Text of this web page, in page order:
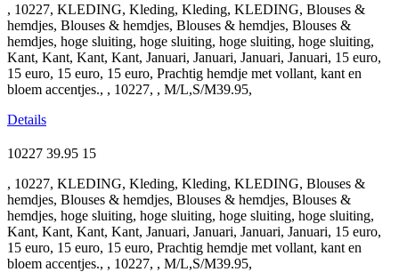
, 10227, KLEDING, Kleding, Kleding, KLEDING, Blouses &
hemdjes, Blouses & hemdjes, Blouses & hemdjes, Blouses &
hemdjes, hoge sluiting, hoge sluiting, hoge sluiting, hoge sluiting,
Kant, Kant, Kant, Kant, Januari, Januari, Januari, Januari, 15 euro,
15 euro, 15 euro, 15 euro, Prachtig hemdje met vollant, kant en
bloem accentjes., , 10227, , M/L,S/M39.95,
Details
10227 39.95 15
, 10227, KLEDING, Kleding, Kleding, KLEDING, Blouses &
hemdjes, Blouses & hemdjes, Blouses & hemdjes, Blouses &
hemdjes, hoge sluiting, hoge sluiting, hoge sluiting, hoge sluiting,
Kant, Kant, Kant, Kant, Januari, Januari, Januari, Januari, 15 euro,
15 euro, 15 euro, 15 euro, Prachtig hemdje met vollant, kant en
bloem accentjes., , 10227, , M/L,S/M39.95,